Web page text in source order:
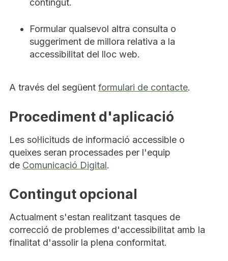
contingut.
Formular qualsevol altra consulta o
suggeriment de millora relativa a la
accessibilitat del lloc web.
A través del següent formulari de contacte.
Procediment d'aplicació
Les sol·licituds de informació accessible o
queixes seran processades per l'equip
de Comunicació Digital.
Contingut opcional
Actualment s'estan realitzant tasques de
correcció de problemes d'accessibilitat amb la
finalitat d'assolir la plena conformitat.